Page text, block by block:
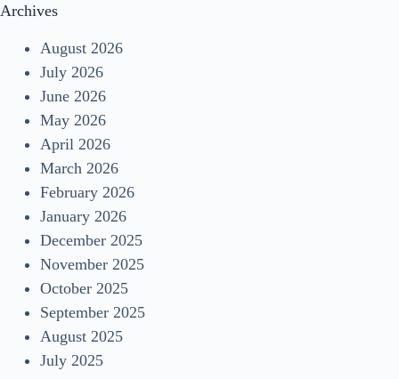
Archives
August 2026
July 2026
June 2026
May 2026
April 2026
March 2026
February 2026
January 2026
December 2025
November 2025
October 2025
September 2025
August 2025
July 2025